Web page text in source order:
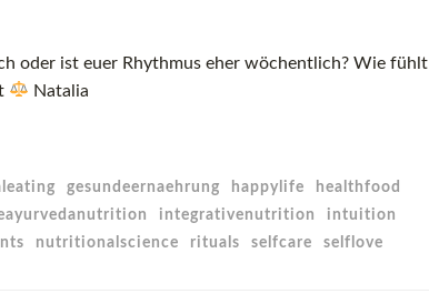
oder ist euer Rhythmus eher wöchentlich? Wie fühlt
Natalia
gesundeernaehrung happylife
healthfood
integrativenutrition
intuition
nutritionalscience rituals selfcare selflove